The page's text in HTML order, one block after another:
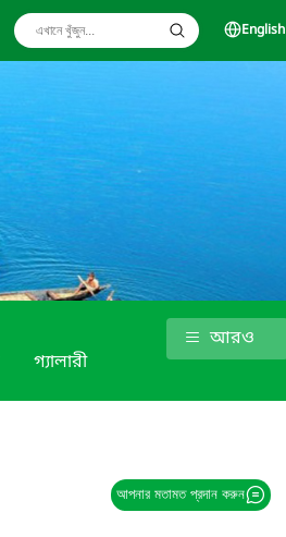
English
গ্যালারী
আরও
আপনার মতামত প্রদান করুন